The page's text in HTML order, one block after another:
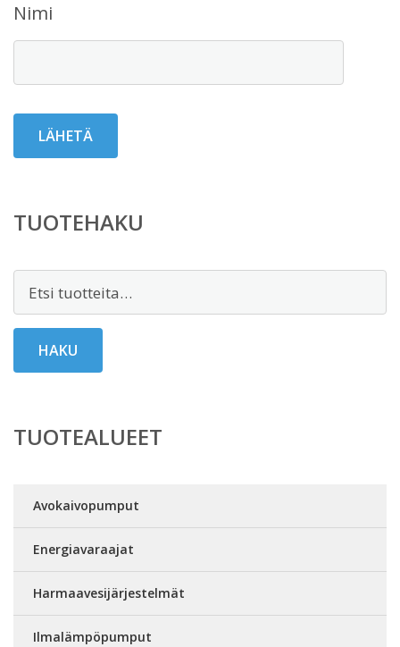
Nimi
TUOTEHAKU
HAKU
TUOTEALUEET
Avokaivopumput
Energiavaraajat
Harmaavesijärjestelmät
Ilmalämpöpumput